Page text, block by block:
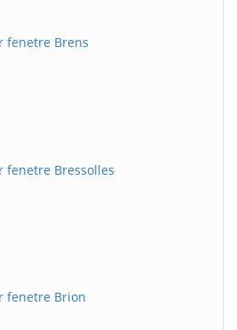
fenetre Brens
fenetre Bressolles
fenetre Brion